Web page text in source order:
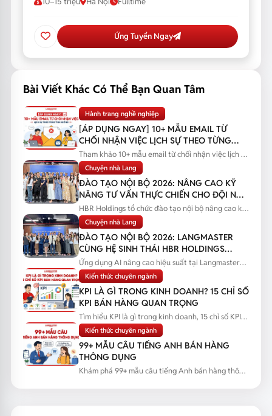
Ứng Tuyển Ngay
Bài Viết Khác Có Thể Bạn Quan Tâm
Hành trang nghề nghiệp
[ÁP DỤNG NGAY] 10+ MẪU EMAIL TỪ
CHỐI NHẬN VIỆC LỊCH SỰ THEO TỪNG
TÌNH HUỐNG
Tham khảo 10+ mẫu email từ chối nhận việc lịch sự
theo từng tình huống...
Chuyện nhà Lang
ĐÀO TẠO NỘI BỘ 2026: NÂNG CAO KỸ
NĂNG TƯ VẤN THỰC CHIẾN CHO ĐỘI NGŨ
SALES
HBR Holdings tổ chức đào tạo nội bộ nâng cao kỹ
năng tư vấn thực chiến...
Chuyện nhà Lang
ĐÀO TẠO NỘI BỘ 2026: LANGMASTER
CÙNG HỆ SINH THÁI HBR HOLDINGS
NÂNG CAO NĂNG LỰC ỨNG DỤNG AI
Ứng dụng AI nâng cao hiệu suất tại Langmaster
qua chương trình đào tạo...
Kiến thức chuyên ngành
KPI LÀ GÌ TRONG KINH DOANH? 15 CHỈ SỐ
KPI BÁN HÀNG QUAN TRỌNG
Tìm hiểu KPI là gì trong kinh doanh, 15 chỉ số KPI
bán hàng quan trọng...
Kiến thức chuyên ngành
99+ MẪU CÂU TIẾNG ANH BÁN HÀNG
THÔNG DỤNG
Khám phá 99+ mẫu câu tiếng Anh bán hàng thông